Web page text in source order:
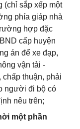
(chỉ sắp xếp một
phía giáp nhà
hợp đặc
cấp huyện
án để xe đạp,
vận tải -
chấp thuận, phải
người đi bộ có
nêu trên;
một phần